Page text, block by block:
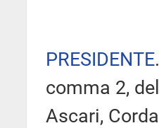
PRESIDENTE
comma 2,
Ascari,